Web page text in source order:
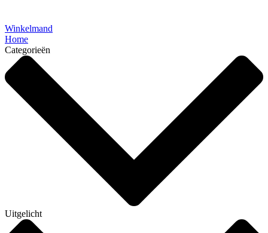
Winkelmand
Home
Categorieën
Uitgelicht